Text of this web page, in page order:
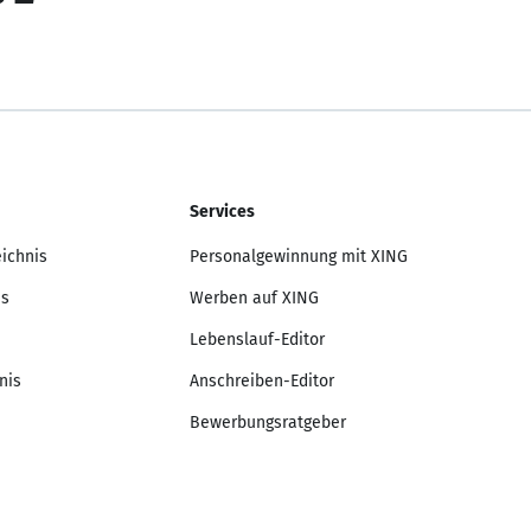
Services
Personalgewinnung mit XING
Werben auf XING
Lebenslauf-Editor
Anschreiben-Editor
Bewerbungsratgeber